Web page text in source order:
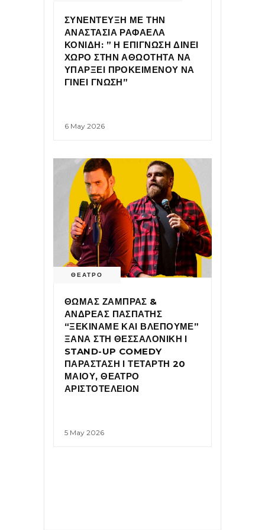
ΣΥΝΕΝΤΕΥΞΗ ΜΕ ΤΗΝ
ΑΝΑΣΤΑΣΙΑ ΡΑΦΑΕΛΑ
ΚΟΝΙΔΗ: ” Η ΕΠΙΓΝΩΣΗ ΔΙΝΕΙ
ΧΩΡΟ ΣΤΗΝ ΑΘΩΟΤΗΤΑ ΝΑ
ΥΠΑΡΞΕΙ ΠΡΟΚΕΙΜΕΝΟΥ ΝΑ
ΓΙΝΕΙ ΓΝΩΣΗ”
6 May 2026
ΘΕΑΤΡΟ
ΘΩΜΑΣ ΖΑΜΠΡΑΣ &
ΑΝΔΡΕΑΣ ΠΑΣΠΑΤΗΣ
“ΞΕΚΙΝΑΜΕ ΚΑΙ ΒΛΕΠΟΥΜΕ”
ΞΑΝΑ ΣΤΗ ΘΕΣΣΑΛΟΝΙΚΗ Ι
STAND-UP COMEDY
ΠΑΡΑΣΤΑΣΗ Ι ΤΕΤΑΡΤΗ 20
ΜΑΙΟΥ, ΘΕΑΤΡΟ
ΑΡΙΣΤΟΤΕΛΕΙΟΝ
5 May 2026